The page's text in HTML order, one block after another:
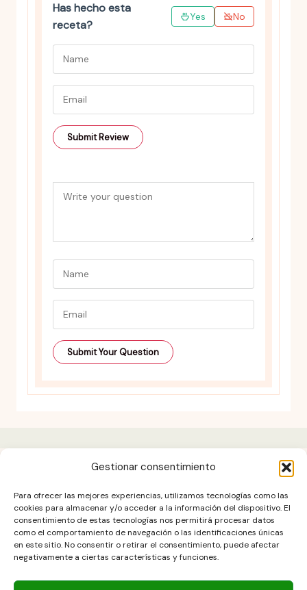
Gestionar consentimiento
Para ofrecer las mejores experiencias, utilizamos tecnologías como las
cookies para almacenar y/o acceder a la información del dispositivo. El
consentimiento de estas tecnologías nos permitirá procesar datos
como el comportamiento de navegación o las identificaciones únicas
en este sitio. No consentir o retirar el consentimiento, puede afectar
negativamente a ciertas características y funciones.
Has hecho esta
receta?
Yes No
Aviso legal
Contacto
DESCARGO DE RESPONSABILIDAD
Política de cookies (UE)
POLÍTICA DE PRIVACIDAD